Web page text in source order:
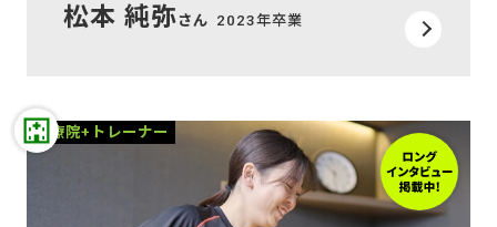
松本 純弥 さん 2023年卒業
治療院+トレーナー